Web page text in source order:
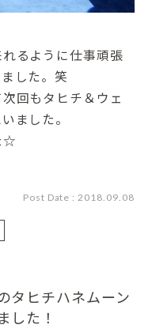
るように仕事頑張
した。笑
回もタヒチ＆ウェ
ました。
☆
Post Date : 2018.09.08
タヒチハネムーン
した！